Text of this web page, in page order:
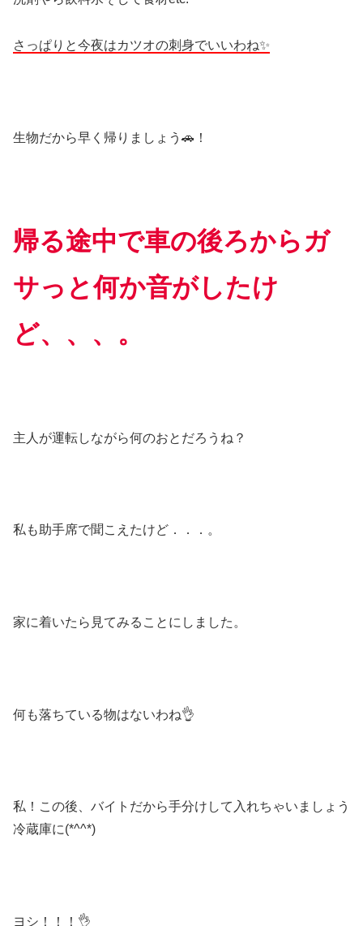
さっぱりと今夜はカツオの刺身でいいわね✨
生物だから早く帰りましょう🚗！
帰る途中で車の後ろからガ
サっと何か音がしたけ
ど、、、。
主人が運転しながら何のおとだろうね？
私も助手席で聞こえたけど．．．。
家に着いたら見てみることにしました。
何も落ちている物はないわね👌
私！この後、バイトだから手分けして入れちゃいましょう
冷蔵庫に(*^^*)
ヨシ！！！👌